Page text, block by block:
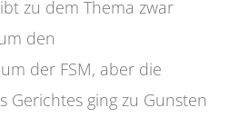
zu dem Thema zwar
den
der FSM, aber die
Gerichtes ging zu Gunsten